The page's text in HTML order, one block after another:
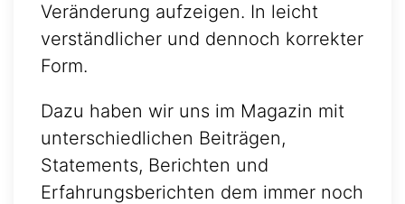
Veränderung aufzeigen. In leicht
verständlicher und dennoch korrekter
Form.
Dazu haben wir uns im Magazin mit
unterschiedlichen Beiträgen,
Statements, Berichten und
Erfahrungsberichten dem immer noch